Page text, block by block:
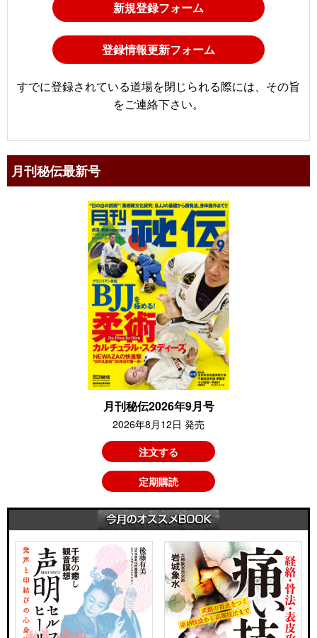
新規登録フォーム
登録情報更新フォーム
すでに登録されている道場を閉じられる際には、その旨
をご連絡下さい。
月刊秘伝最新号
月刊秘伝2026年9月号
2026年8月12日 発売
注文する
定期購読